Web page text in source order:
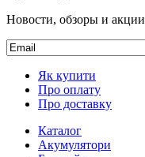
Новости, обзоры и акции
Як купити
Про оплату
Про доставку
Каталог
Акумулятори